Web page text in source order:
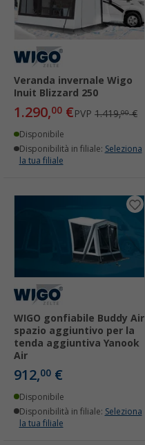
Veranda invernale Wigo
Inuit Blizzard 250
1.290,00 €PVP 1.419,00€
Disponibile
Disponibilità in filiale: Seleziona
la tua filiale
WIGO gonfiabile Buddy Air
spazio aggiuntivo per la
tenda aggiuntiva Yanook
Air
912,00 €
Disponibile
Disponibilità in filiale: Seleziona
la tua filiale